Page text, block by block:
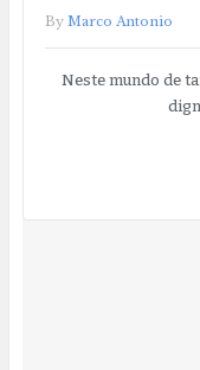
By Marco Antonio
Neste mundo de